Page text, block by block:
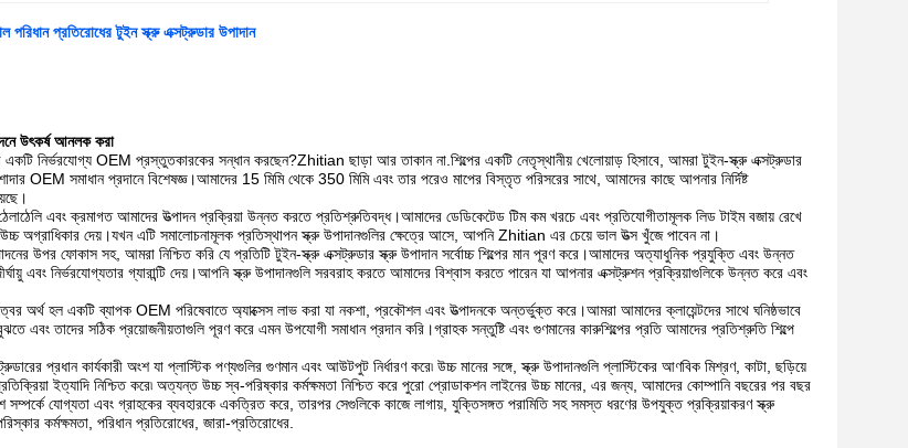
পরিধান প্রতিরোধের টুইন স্ক্রু এক্সট্রুডার উপাদান
উৎকর্ষ আনলক করা
একটি নির্ভরযোগ্য OEM প্রস্তুতকারকের সন্ধান করছেন?Zhitian ছাড়া আর তাকান না.শিল্পের একটি নেতৃস্থানীয় খেলোয়াড় হিসাবে, আমরা টুইন-স্ক্রু এক্সট্রুডার
OEM সমাধান প্রদানে বিশেষজ্ঞ।আমাদের 15 মিমি থেকে 350 মিমি এবং তার পরেও মাপের বিস্তৃত পরিসরের সাথে, আমাদের কাছে আপনার নির্দিষ্ট
এবং ক্রমাগত আমাদের উত্পাদন প্রক্রিয়া উন্নত করতে প্রতিশ্রুতিবদ্ধ।আমাদের ডেডিকেটেড টিম কম খরচে এবং প্রতিযোগীতামূলক লিড টাইম বজায় রেখে
অগ্রাধিকার দেয়।যখন এটি সমালোচনামূলক প্রতিস্থাপন স্ক্রু উপাদানগুলির ক্ষেত্রে আসে, আপনি Zhitian এর চেয়ে ভাল উত্স খুঁজে পাবেন না।
উপর ফোকাস সহ, আমরা নিশ্চিত করি যে প্রতিটি টুইন-স্ক্রু এক্সট্রুডার স্ক্রু উপাদান সর্বোচ্চ শিল্পের মান পূরণ করে।আমাদের অত্যাধুনিক প্রযুক্তি এবং উন্নত
এবং নির্ভরযোগ্যতার গ্যারান্টি দেয়।আপনি স্ক্রু উপাদানগুলি সরবরাহ করতে আমাদের বিশ্বাস করতে পারেন যা আপনার এক্সট্রুশন প্রক্রিয়াগুলিকে উন্নত করে এবং
অর্থ হল একটি ব্যাপক OEM পরিষেবাতে অ্যাক্সেস লাভ করা যা নকশা, প্রকৌশল এবং উত্পাদনকে অন্তর্ভুক্ত করে।আমরা আমাদের ক্লায়েন্টদের সাথে ঘনিষ্ঠভাবে
বুঝতে এবং তাদের সঠিক প্রয়োজনীয়তাগুলি পূরণ করে এমন উপযোগী সমাধান প্রদান করি।গ্রাহক সন্তুষ্টি এবং গুণমানের কারুশিল্পের প্রতি আমাদের প্রতিশ্রুতি শিল্পে
প্রধান কার্যকারী অংশ যা প্লাস্টিক পণ্যগুলির গুণমান এবং আউটপুট নির্ধারণ করে৷ উচ্চ মানের সঙ্গে, স্ক্রু উপাদানগুলি প্লাস্টিকের আণবিক মিশ্রণ, কাটা, ছড়িয়ে
ইত্যাদি নিশ্চিত করে৷ অত্যন্ত উচ্চ স্ব-পরিষ্কার কর্মক্ষমতা নিশ্চিত করে পুরো প্রোডাকশন লাইনের উচ্চ মানের, এর জন্য, আমাদের কোম্পানি বছরের পর বছর
সম্পর্কে যোগ্যতা এবং গ্রাহকের ব্যবহারকে একত্রিত করে, তারপর সেগুলিকে কাজে লাগায়, যুক্তিসঙ্গত পরামিতি সহ সমস্ত ধরণের উপযুক্ত প্রক্রিয়াকরণ স্ক্রু
কর্মক্ষমতা, পরিধান প্রতিরোধের, জারা-প্রতিরোধের.